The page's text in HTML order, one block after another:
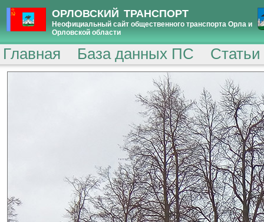
ОРЛОВСКИЙ ТРАНСПОРТ
Неофициальный сайт общественного транспорта Орла и
Орловской области
Главная База данных ПС